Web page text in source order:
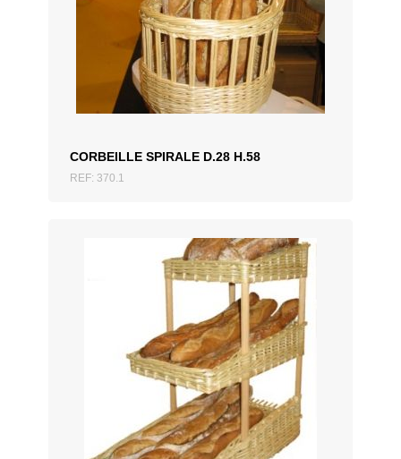
CORBEILLE SPIRALE D.28 H.58
REF: 370.1
AJOUTER AU DEVIS
AJOUTER AU DEVIS